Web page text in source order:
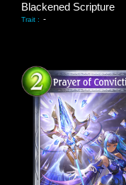
Blackened Scripture
Trait : -